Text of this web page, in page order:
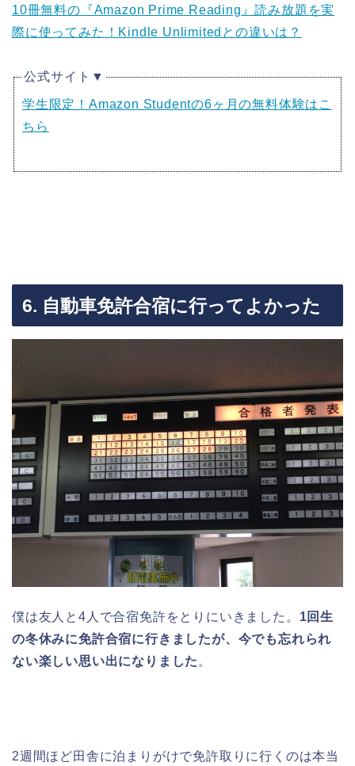
10冊無料の『Amazon Prime Reading』読み放題を実
際に使ってみた！Kindle Unlimitedとの違いは？
公式サイト▼
学生限定！Amazon Studentの6ヶ月の無料体験はこ
ちら
6. 自動車免許合宿に行ってよかった
僕は友人と4人で合宿免許をとりにいきました。 1回生
の冬休みに免許合宿に行きましたが、今でも忘れられ
ない楽しい思い出になりました。
2週間ほど田舎に泊まりがけで免許取りに行くのは本当